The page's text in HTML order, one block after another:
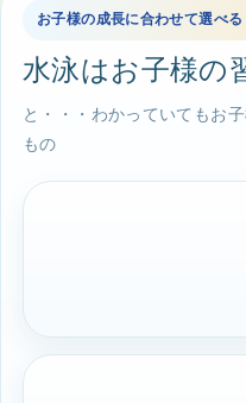
お子様の成長に合わせて選べる
水泳はお子様の
と・・・わかっていてもお
もの